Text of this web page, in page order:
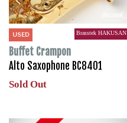
USED Brasstek HAKUSAN
Buffet Crampon
Alto Saxophone BC8401
Sold Out